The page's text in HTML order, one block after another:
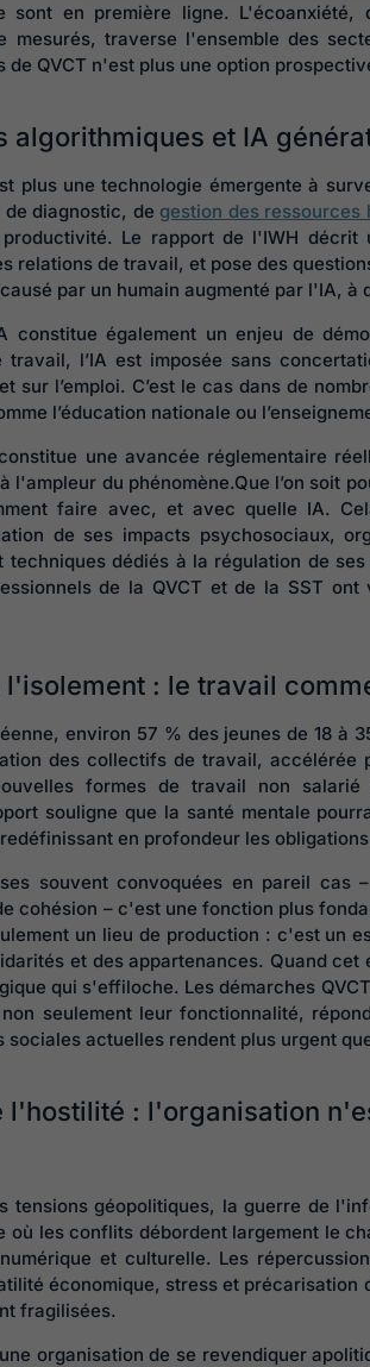
sont en première ligne.
mesurés, traverse l'ensemble des
de QVCT n'est plus une option
algorithmiques et IA
plus une technologie émergente à
diagnostic, de gestion des ressources
Le rapport de l'IWH
relations de travail, et pose des
par un humain augmenté par l'IA, à
constitue également un enjeu de
travail, l’IA est imposée sans
sur l’emploi. C’est le cas dans de
l’éducation nationale ou
une avancée réglementaire
l'ampleur du phénomène.Que l’on soit
faire avec, et avec quelle IA.
de ses impacts psychosociaux,
techniques dédiés à la régulation de
de la QVCT et de la SST
l'isolement : le travail
environ 57 % des jeunes de 18 à
des collectifs de travail,
formes de travail non
souligne que la santé mentale
en profondeur les
souvent convoquées en pareil cas
cohésion – c'est une fonction plus
un lieu de production : c'est un
et des appartenances. Quand
qui s'effiloche. Les démarches
seulement leur fonctionnalité,
sociales actuelles rendent plus urgent
l'hostilité : l'organisation
tensions géopolitiques, la guerre de
où les conflits débordent largement le
et culturelle. Les
économique, stress et précarisation
fragilisées.
organisation de se revendiquer